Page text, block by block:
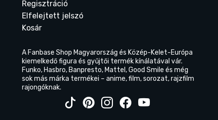
Regisztráció
Elfelejtett jelszó
Kosár
A Fanbase Shop Magyarország és Közép-Kelet-Európa
kiemelkedő figura és gyűjtői termék kínálatával vár.
Funko, Hasbro, Banpresto, Mattel, Good Smile és még
sok más márka termékei – anime, film, sorozat, rajzfilm
rajongóknak.